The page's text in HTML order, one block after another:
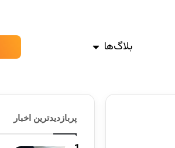
بلاگ‌ها
پربازدیدترین اخبار